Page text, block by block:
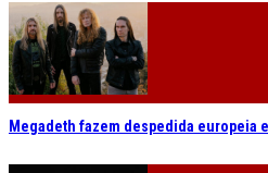
Megadeth fazem despedida europeia